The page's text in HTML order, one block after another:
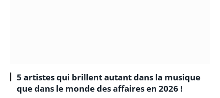
5 artistes qui brillent autant dans la musique
que dans le monde des affaires en 2026 !